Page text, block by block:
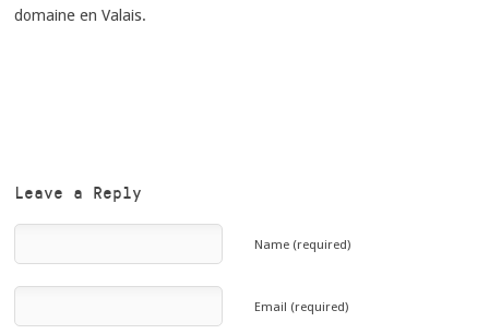
domaine en Valais.
Leave a Reply
Name (required)
Email (required)